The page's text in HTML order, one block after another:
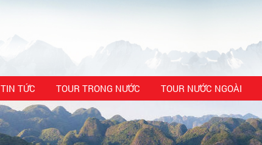
TIN TỨC TOUR TRONG NƯỚC TOUR NƯỚC NGOÀI